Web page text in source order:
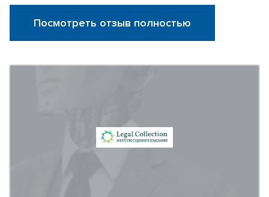
Посмотреть отзыв полностью